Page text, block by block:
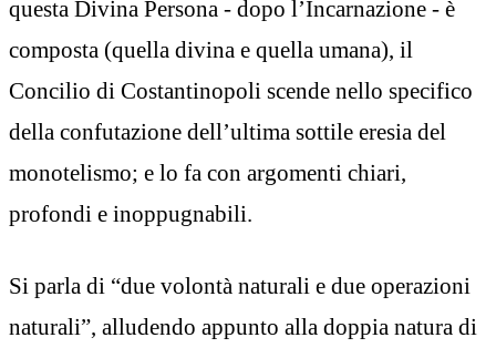
questa Divina Persona - dopo l’Incarnazione - è
composta (quella divina e quella umana), il
Concilio di Costantinopoli scende nello specifico
della confutazione dell’ultima sottile eresia del
monotelismo; e lo fa con argomenti chiari,
profondi e inoppugnabili.
Si parla di “due volontà naturali e due operazioni
naturali”, alludendo appunto alla doppia natura di